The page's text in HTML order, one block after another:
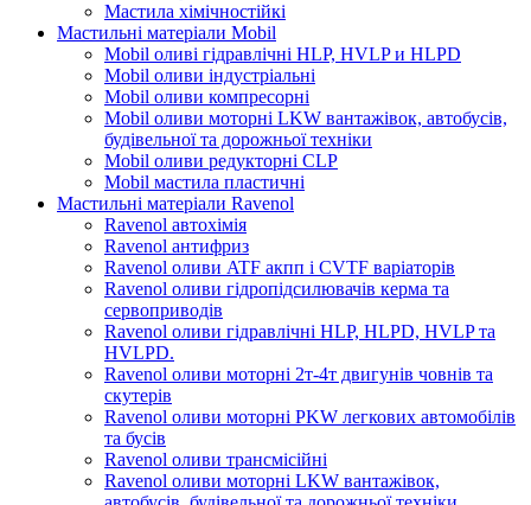
Мастила хімічностійкі
Мастильні матеріали Mobil
Mobil оливі гідравлічні HLP, HVLP и HLPD
Mobil оливи індустріальні
Mobil оливи компресорні
Mobil оливи моторні LKW вантажівок, автобусів,
будівельної та дорожньої техніки
Mobil оливи редукторні CLP
Mobil мастила пластичні
Мастильні матеріали Ravenol
Ravenol автохімія
Ravenol антифриз
Ravenol оливи ATF акпп і CVTF варіаторів
Ravenol оливи гідропідсилювачів керма та
сервоприводів
Ravenol оливи гідравлічні HLP, HLPD, HVLP та
HVLPD.
Ravenol оливи моторні 2т-4т двигунів човнів та
скутерів
Ravenol оливи моторні PKW легкових автомобілів
та бусів
Ravenol оливи трансмісійні
Ravenol оливи моторні LKW вантажівок,